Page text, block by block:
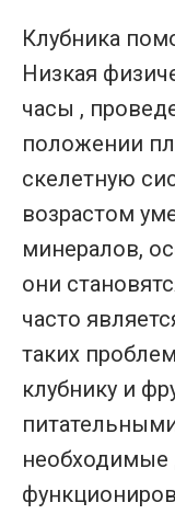
Клубника
Низкая
часы ,
положении
скелетную
возрастом
минералов,
они
часто
таких
клубнику и
необходимые